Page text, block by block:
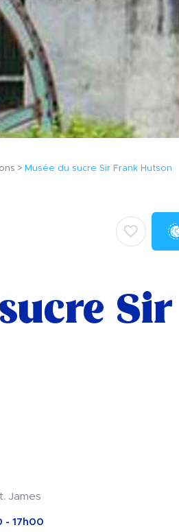
Musée du sucre Sir Frank Hutson
James
- 17h00